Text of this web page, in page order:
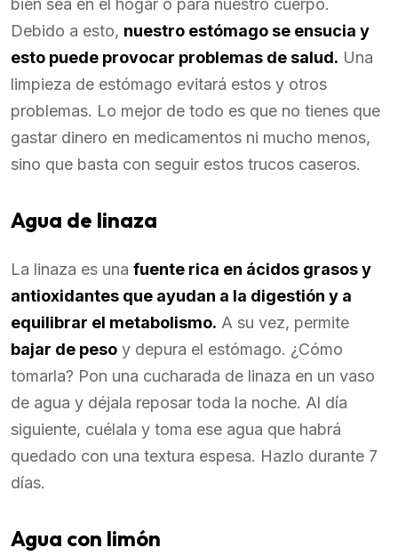
Debido a esto, nuestro estómago se ensucia y
esto puede provocar problemas de salud. Una
limpieza de estómago evitará estos y otros
problemas. Lo mejor de todo es que no tienes que
gastar dinero en medicamentos ni mucho menos,
sino que basta con seguir estos trucos caseros.
Agua de linaza
La linaza es una fuente rica en ácidos grasos y
antioxidantes que ayudan a la digestión y a
equilibrar el metabolismo. A su vez, permite
bajar de peso y depura el estómago. ¿Cómo
tomarla? Pon una cucharada de linaza en un vaso
de agua y déjala reposar toda la noche. Al día
siguiente, cuélala y toma ese agua que habrá
quedado con una textura espesa. Hazlo durante 7
días.
Agua con limón